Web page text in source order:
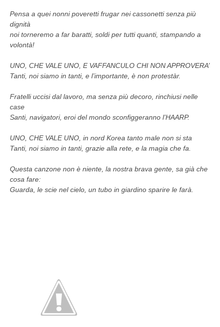
Pensa a quei nonni poveretti frugar nei cassonetti senza più
dignità
noi torneremo a far baratti, soldi per tutti quanti, stampando a
volontà!
UNO, CHE VALE UNO, E VAFFANCULO CHI NON APPROVERA’
Tanti, noi siamo in tanti, e l’importante, è non protestàr.
Fratelli uccisi dal lavoro, ma senza più decoro, rinchiusi nelle
case
Santi, navigatori, eroi del mondo sconfiggeranno l’HAARP.
UNO, CHE VALE UNO, in nord Korea tanto male non si sta
Tanti, noi siamo in tanti, grazie alla rete, e la magia che fa.
Questa canzone non è niente, la nostra brava gente, sa già che
cosa fare:
Guarda, le scie nel cielo, un tubo in giardino sparire le farà.